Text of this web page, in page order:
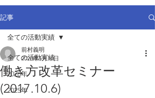
記事
全ての活動実績
2026年
2025年
全ての活動実績
働き方改革セミナー
(2017.10.6)
前村義明
2020年5月10日